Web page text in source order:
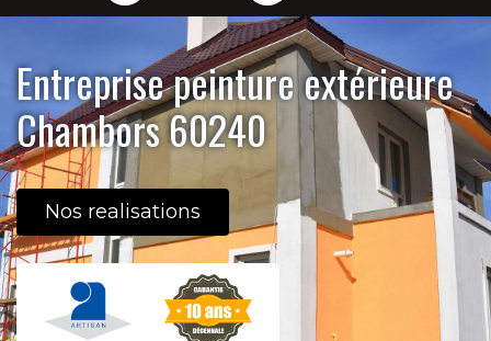
Entreprise peinture extérieure
Chambors 60240
Nos realisations